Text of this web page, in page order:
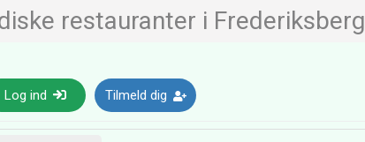
restauranter i Frederiksberg
Log ind Tilmeld dig